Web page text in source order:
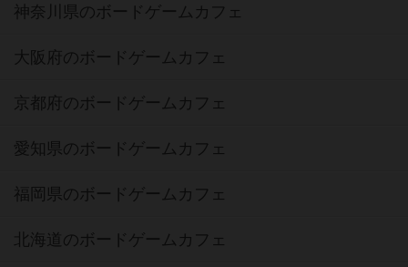
神奈川県のボードゲームカフェ
大阪府のボードゲームカフェ
京都府のボードゲームカフェ
愛知県のボードゲームカフェ
福岡県のボードゲームカフェ
北海道のボードゲームカフェ